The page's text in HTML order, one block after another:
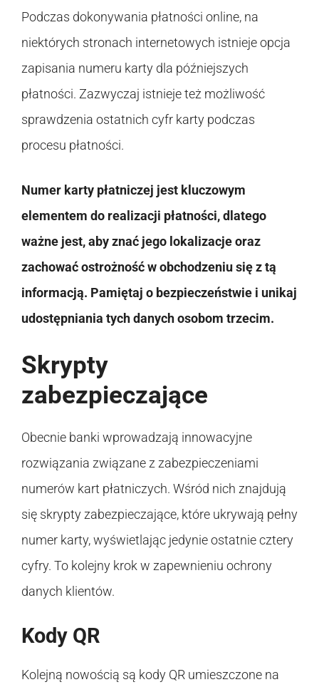
Podczas dokonywania płatności online, na
niektórych stronach internetowych istnieje opcja
zapisania numeru karty dla późniejszych
płatności. Zazwyczaj istnieje też możliwość
sprawdzenia ostatnich cyfr karty podczas
procesu płatności.
Numer karty płatniczej jest kluczowym
elementem do realizacji płatności, dlatego
ważne jest, aby znać jego lokalizacje oraz
zachować ostrożność w obchodzeniu się z tą
informacją. Pamiętaj o bezpieczeństwie i unikaj
udostępniania tych danych osobom trzecim.
Skrypty
zabezpieczające
Obecnie banki wprowadzają innowacyjne
rozwiązania związane z zabezpieczeniami
numerów kart płatniczych. Wśród nich znajdują
się skrypty zabezpieczające, które ukrywają pełny
numer karty, wyświetlając jedynie ostatnie cztery
cyfry. To kolejny krok w zapewnieniu ochrony
danych klientów.
Kody QR
Kolejną nowością są kody QR umieszczone na